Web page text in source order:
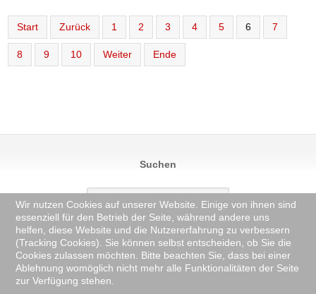
Start Zurück 1 2 3 4 5 6 7
8 9 10 Weiter Ende
Suchen
© 2025 TV Pflugfelden 1907 e.V. -Anmelden-Datenschutzerklärung
Änderung: Montag 03 August 2026, 07:58:23.
Wir nutzen Cookies auf unserer Website. Einige von ihnen sind
essenziell für den Betrieb der Seite, während andere uns
helfen, diese Website und die Nutzererfahrung zu verbessern
(Tracking Cookies). Sie können selbst entscheiden, ob Sie die
Cookies zulassen möchten. Bitte beachten Sie, dass bei einer
Ablehnung womöglich nicht mehr alle Funktionalitäten der Seite
zur Verfügung stehen.